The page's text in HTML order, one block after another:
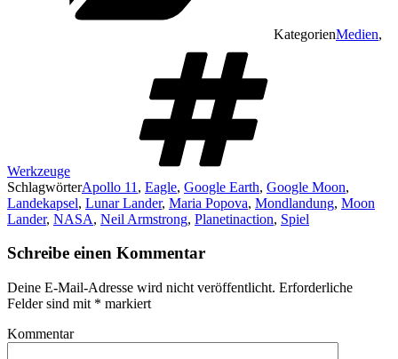
KategorienMedien,
Werkzeuge
SchlagwörterApollo 11 , Eagle, Google Earth, Google Moon,
Landekapsel, Lunar Lander, Maria Popova, Mondlandung, Moon
Lander, NASA, Neil Armstrong, Planetinaction, Spiel
Schreibe einen Kommentar
Deine E-Mail-Adresse wird nicht veröffentlicht. Erforderliche
Felder sind mit * markiert
Kommentar